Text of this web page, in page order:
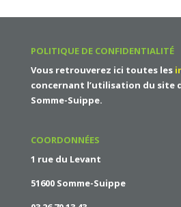
POLITIQUE DE CONFIDENTIALITÉ
Vous retrouverez ici toutes les
concernant l’utilisation du site
Somme-Suippe.
COORDONNÉES
1 rue du Levant
51600 Somme-Suippe